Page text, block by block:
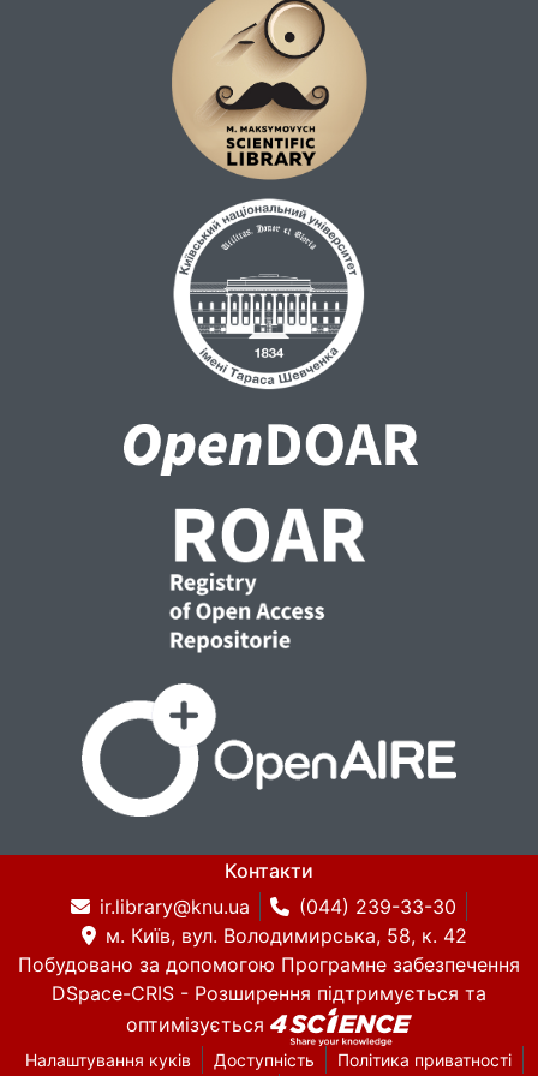
допомогти молоді розвинути стійкість до
соціальних порівнянь і тиску з боку
цифрового середовища.
Контакти
ir.library@knu.ua
(044) 239-33-30
м. Київ, вул. Володимирська, 58, к. 42
Побудовано за допомогою Програмне забезпечення
DSpace-CRIS - Розширення підтримується та
оптимізується
Налаштування куків Доступність Політика приватності